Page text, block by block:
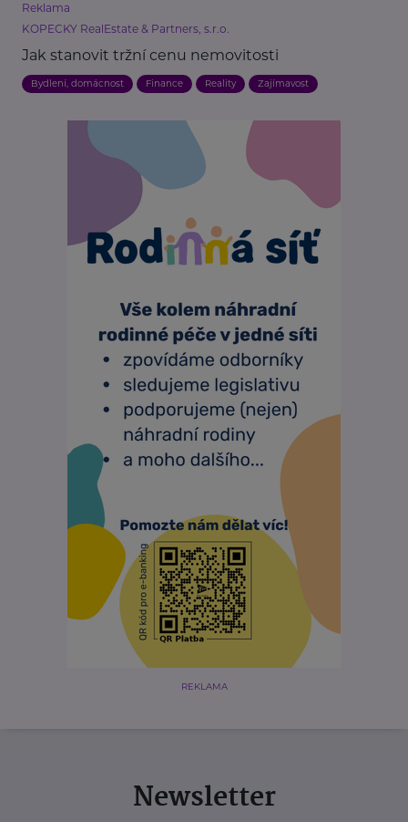
Reklama
KOPECKY RealEstate & Partners, s.r.o.
Jak stanovit tržní cenu nemovitosti
Bydlení, domácnost Finance Reality Zajímavost
REKLAMA
Newsletter